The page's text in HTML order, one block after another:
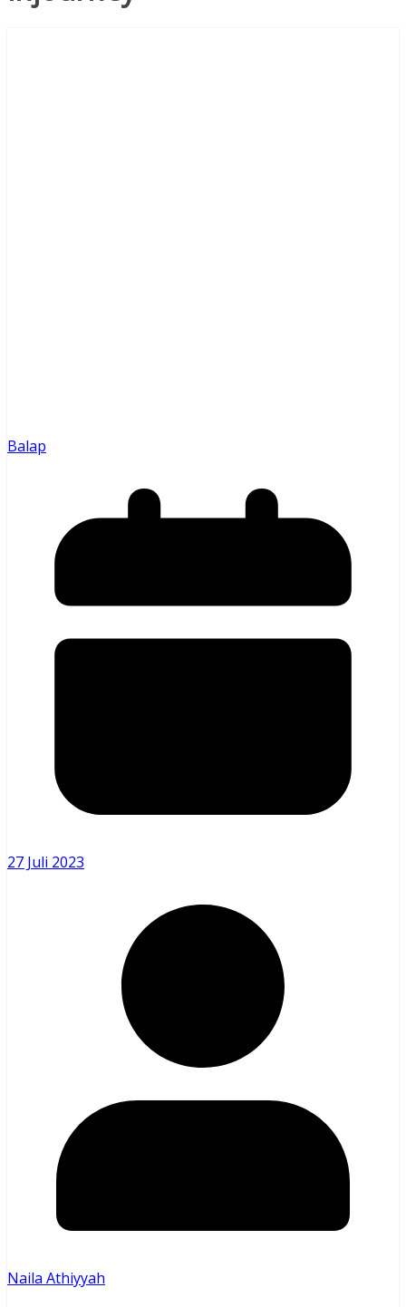
Balap
27 Juli 2023
Naila Athiyyah